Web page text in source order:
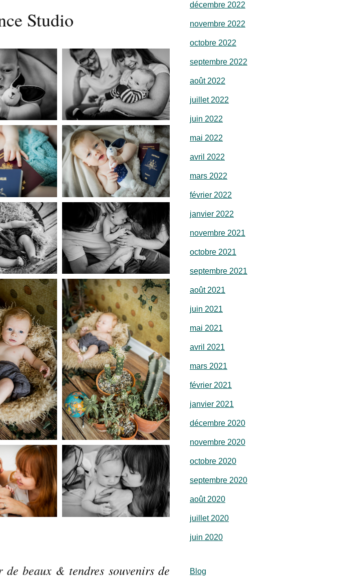
Studio
de beaux & tendres souvenirs de
décembre 2022
novembre 2022
octobre 2022
septembre 2022
août 2022
juillet 2022
juin 2022
mai 2022
avril 2022
mars 2022
février 2022
janvier 2022
novembre 2021
octobre 2021
septembre 2021
août 2021
juin 2021
mai 2021
avril 2021
mars 2021
février 2021
janvier 2021
décembre 2020
novembre 2020
octobre 2020
septembre 2020
août 2020
juillet 2020
juin 2020
Blog